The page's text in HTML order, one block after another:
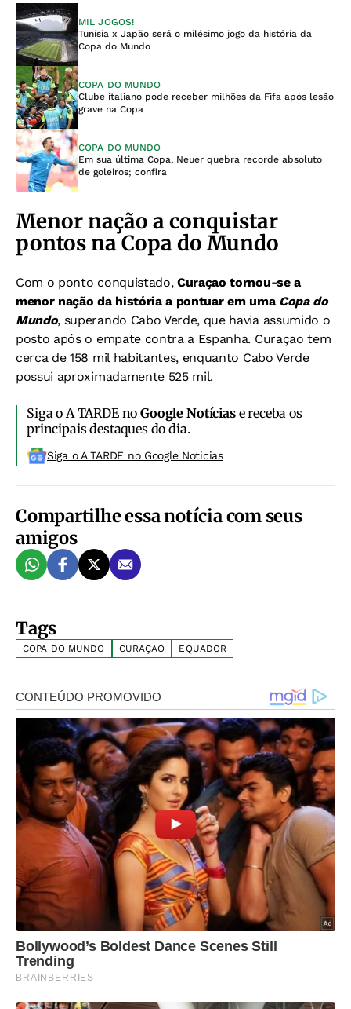
MIL JOGOS!
Tunísia x Japão será o milésimo jogo da história da
Copa do Mundo
COPA DO MUNDO
Clube italiano pode receber milhões da Fifa após lesão
grave na Copa
COPA DO MUNDO
Em sua última Copa, Neuer quebra recorde absoluto
de goleiros; confira
Menor nação a conquistar
pontos na Copa do Mundo
Com o ponto conquistado, Curaçao tornou-se a
menor nação da história a pontuar em uma Copa do
Mundo, superando Cabo Verde, que havia assumido o
posto após o empate contra a Espanha. Curaçao tem
cerca de 158 mil habitantes, enquanto Cabo Verde
possui aproximadamente 525 mil.
Siga o A TARDE noGoogle Notíciase receba os
principais destaques do dia.
Siga o A TARDE no Google Noticias
Compartilhe essa notícia com seus
amigos
Tags
COPA DO MUNDO CURAÇAO EQUADOR